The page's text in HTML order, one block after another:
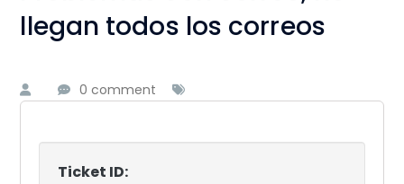
llegan todos los correos
0 comment
Ticket ID: